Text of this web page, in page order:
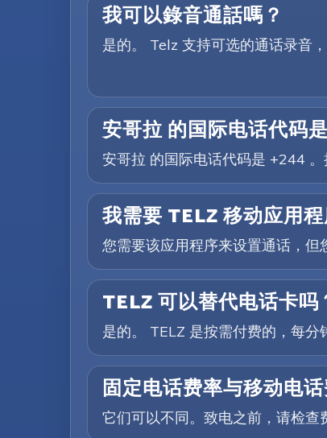
我可以錄音通話嗎？
是的。 Telz 支持可选的通话录音
安哥拉 的国际电话代码
安哥拉 的国际电话代码是 +244
我需要 TELZ 移动应用
您需要该应用程序来设置通话，但
TELZ 可以替代电话卡吗
是的。 TELZ 是按需付费的，每分
固定电话费率与移动电
它们可以不同。致电之前，请检查